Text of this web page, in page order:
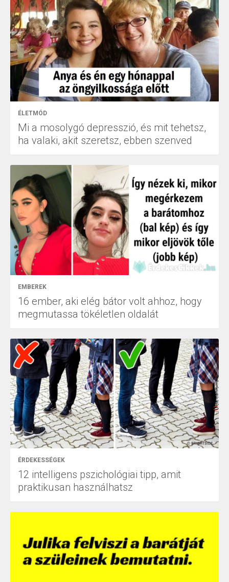
ÉLETMÓD
Mi a mosolygó depresszió, és mit tehetsz,
ha valaki, akit szeretsz, ebben szenved
EMBEREK
16 ember, aki elég bátor volt ahhoz, hogy
megmutassa tökéletlen oldalát
ÉRDEKESSÉGEK
12 intelligens pszichológiai tipp, amit
praktikusan használhatsz